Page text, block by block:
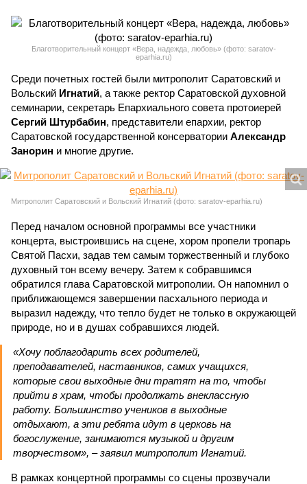
Благотворительный концерт «Вера, надежда, любовь» (фото: saratov-
eparhia.ru)
Среди почетных гостей были митрополит Саратовский и
Вольский Игнатий, а также ректор Саратовской духовной
семинарии, секретарь Епархиального совета протоиерей
Сергий Штурбабин, представители епархии, ректор
Саратовской государственной консерватории Александр
Занорин и многие другие.
Митрополит Саратовский и Вольский Игнатий (фото: saratov-eparhia.ru)
Перед началом основной программы все участники
концерта, выстроившись на сцене, хором пропели тропарь
Святой Пасхи, задав тем самым торжественный и глубоко
духовный тон всему вечеру. Затем к собравшимся
обратился глава Саратовской митрополии. Он напомнил о
приближающемся завершении пасхального периода и
выразил надежду, что тепло будет не только в окружающей
природе, но и в душах собравшихся людей.
«Хочу поблагодарить всех родителей,
преподавателей, наставников, самих учащихся,
которые свои выходные дни тратят на то, чтобы
прийти в храм, чтобы продолжать внеклассную
работу. Большинство учеников в выходные
отдыхают, а эти ребята идут в церковь на
богослужение, занимаются музыкой и другим
творчеством», – заявил митрополит Игнатий.
В рамках концертной программы со сцены прозвучали